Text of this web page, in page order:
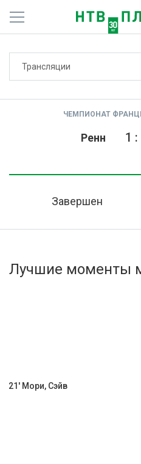
Активировать промокод
Трансляции
ЧЕМПИОНАТ
Ренн 1 :
Завершен
Лучшие моменты
21' Мори, Сэйв